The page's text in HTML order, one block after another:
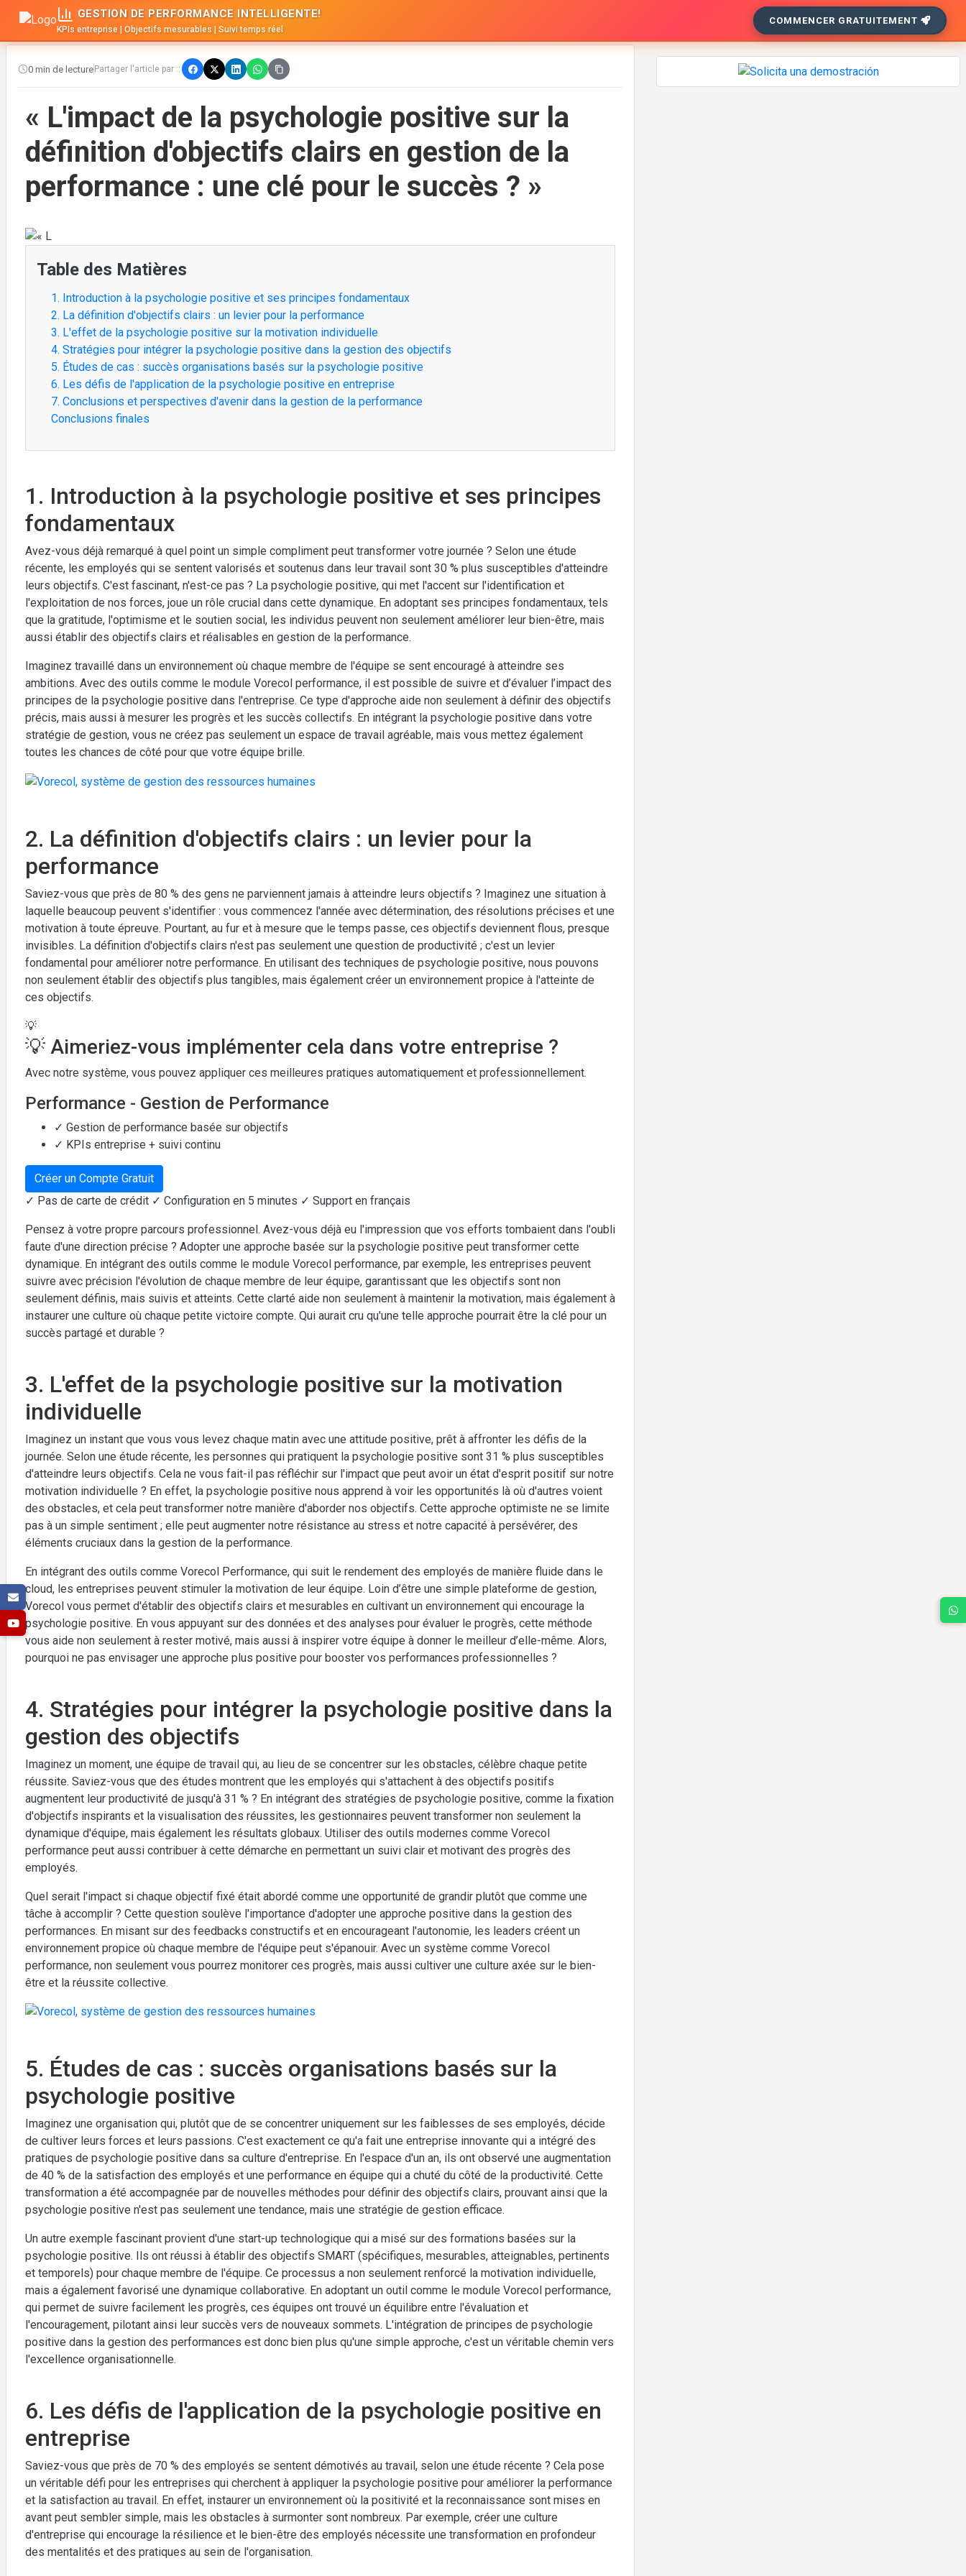
GESTION DE PERFORMANCE INTELLIGENTE!
KPIs entreprise | Objectifs mesurables | Suivi temps réel
COMMENCER GRATUITEMENT
0 min de lecture Partager l'article par ::
« L'impact de la psychologie positive sur la
définition d'objectifs clairs en gestion de la
performance : une clé pour le succès ? »
Table des Matières
1. Introduction à la psychologie positive et ses principes fondamentaux
2. La définition d'objectifs clairs : un levier pour la performance
3. L'effet de la psychologie positive sur la motivation individuelle
4. Stratégies pour intégrer la psychologie positive dans la gestion des objectifs
5. Études de cas : succès organisations basés sur la psychologie positive
6. Les défis de l'application de la psychologie positive en entreprise
7. Conclusions et perspectives d'avenir dans la gestion de la performance
Conclusions finales
1. Introduction à la psychologie positive et ses principes
fondamentaux
Avez-vous déjà remarqué à quel point un simple compliment peut transformer votre journée ? Selon une étude
récente, les employés qui se sentent valorisés et soutenus dans leur travail sont 30 % plus susceptibles d'atteindre
leurs objectifs. C'est fascinant, n'est-ce pas ? La psychologie positive, qui met l'accent sur l'identification et
l'exploitation de nos forces, joue un rôle crucial dans cette dynamique. En adoptant ses principes fondamentaux, tels
que la gratitude, l'optimisme et le soutien social, les individus peuvent non seulement améliorer leur bien-être, mais
aussi établir des objectifs clairs et réalisables en gestion de la performance.
Imaginez travaillé dans un environnement où chaque membre de l'équipe se sent encouragé à atteindre ses
ambitions. Avec des outils comme le module Vorecol performance, il est possible de suivre et d’évaluer l’impact des
principes de la psychologie positive dans l'entreprise. Ce type d'approche aide non seulement à définir des objectifs
précis, mais aussi à mesurer les progrès et les succès collectifs. En intégrant la psychologie positive dans votre
stratégie de gestion, vous ne créez pas seulement un espace de travail agréable, mais vous mettez également
toutes les chances de côté pour que votre équipe brille.
2. La définition d'objectifs clairs : un levier pour la
performance
Saviez-vous que près de 80 % des gens ne parviennent jamais à atteindre leurs objectifs ? Imaginez une situation à
laquelle beaucoup peuvent s'identifier : vous commencez l'année avec détermination, des résolutions précises et une
motivation à toute épreuve. Pourtant, au fur et à mesure que le temps passe, ces objectifs deviennent flous, presque
invisibles. La définition d'objectifs clairs n'est pas seulement une question de productivité ; c'est un levier
fondamental pour améliorer notre performance. En utilisant des techniques de psychologie positive, nous pouvons
non seulement établir des objectifs plus tangibles, mais également créer un environnement propice à l'atteinte de
ces objectifs.
💡
💡 Aimeriez-vous implémenter cela dans votre entreprise ?
Avec notre système, vous pouvez appliquer ces meilleures pratiques automatiquement et professionnellement.
Performance - Gestion de Performance
✓ Gestion de performance basée sur objectifs
✓ KPIs entreprise + suivi continu
Créer un Compte Gratuit
✓ Pas de carte de crédit ✓ Configuration en 5 minutes ✓ Support en français
Pensez à votre propre parcours professionnel. Avez-vous déjà eu l'impression que vos efforts tombaient dans l'oubli
faute d'une direction précise ? Adopter une approche basée sur la psychologie positive peut transformer cette
dynamique. En intégrant des outils comme le module Vorecol performance, par exemple, les entreprises peuvent
suivre avec précision l'évolution de chaque membre de leur équipe, garantissant que les objectifs sont non
seulement définis, mais suivis et atteints. Cette clarté aide non seulement à maintenir la motivation, mais également à
instaurer une culture où chaque petite victoire compte. Qui aurait cru qu'une telle approche pourrait être la clé pour un
succès partagé et durable ?
3. L'effet de la psychologie positive sur la motivation
individuelle
Imaginez un instant que vous vous levez chaque matin avec une attitude positive, prêt à affronter les défis de la
journée. Selon une étude récente, les personnes qui pratiquent la psychologie positive sont 31 % plus susceptibles
d'atteindre leurs objectifs. Cela ne vous fait-il pas réfléchir sur l'impact que peut avoir un état d'esprit positif sur notre
motivation individuelle ? En effet, la psychologie positive nous apprend à voir les opportunités là où d'autres voient
des obstacles, et cela peut transformer notre manière d'aborder nos objectifs. Cette approche optimiste ne se limite
pas à un simple sentiment ; elle peut augmenter notre résistance au stress et notre capacité à persévérer, des
éléments cruciaux dans la gestion de la performance.
En intégrant des outils comme Vorecol Performance, qui suit le rendement des employés de manière fluide dans le
cloud, les entreprises peuvent stimuler la motivation de leur équipe. Loin d’être une simple plateforme de gestion,
Vorecol vous permet d'établir des objectifs clairs et mesurables en cultivant un environnement qui encourage la
psychologie positive. En vous appuyant sur des données et des analyses pour évaluer le progrès, cette méthode
vous aide non seulement à rester motivé, mais aussi à inspirer votre équipe à donner le meilleur d’elle-même. Alors,
pourquoi ne pas envisager une approche plus positive pour booster vos performances professionnelles ?
4. Stratégies pour intégrer la psychologie positive dans la
gestion des objectifs
Imaginez un moment, une équipe de travail qui, au lieu de se concentrer sur les obstacles, célèbre chaque petite
réussite. Saviez-vous que des études montrent que les employés qui s'attachent à des objectifs positifs
augmentent leur productivité de jusqu'à 31 % ? En intégrant des stratégies de psychologie positive, comme la fixation
d'objectifs inspirants et la visualisation des réussites, les gestionnaires peuvent transformer non seulement la
dynamique d'équipe, mais également les résultats globaux. Utiliser des outils modernes comme Vorecol
performance peut aussi contribuer à cette démarche en permettant un suivi clair et motivant des progrès des
employés.
Quel serait l'impact si chaque objectif fixé était abordé comme une opportunité de grandir plutôt que comme une
tâche à accomplir ? Cette question soulève l'importance d'adopter une approche positive dans la gestion des
performances. En misant sur des feedbacks constructifs et en encourageant l'autonomie, les leaders créent un
environnement propice où chaque membre de l'équipe peut s'épanouir. Avec un système comme Vorecol
performance, non seulement vous pourrez monitorer ces progrès, mais aussi cultiver une culture axée sur le bien-
être et la réussite collective.
5. Études de cas : succès organisations basés sur la
psychologie positive
Imaginez une organisation qui, plutôt que de se concentrer uniquement sur les faiblesses de ses employés, décide
de cultiver leurs forces et leurs passions. C'est exactement ce qu'a fait une entreprise innovante qui a intégré des
pratiques de psychologie positive dans sa culture d'entreprise. En l'espace d'un an, ils ont observé une augmentation
de 40 % de la satisfaction des employés et une performance en équipe qui a chuté du côté de la productivité. Cette
transformation a été accompagnée par de nouvelles méthodes pour définir des objectifs clairs, prouvant ainsi que la
psychologie positive n'est pas seulement une tendance, mais une stratégie de gestion efficace.
Un autre exemple fascinant provient d'une start-up technologique qui a misé sur des formations basées sur la
psychologie positive. Ils ont réussi à établir des objectifs SMART (spécifiques, mesurables, atteignables, pertinents
et temporels) pour chaque membre de l'équipe. Ce processus a non seulement renforcé la motivation individuelle,
mais a également favorisé une dynamique collaborative. En adoptant un outil comme le module Vorecol performance,
qui permet de suivre facilement les progrès, ces équipes ont trouvé un équilibre entre l'évaluation et
l'encouragement, pilotant ainsi leur succès vers de nouveaux sommets. L'intégration de principes de psychologie
positive dans la gestion des performances est donc bien plus qu'une simple approche, c'est un véritable chemin vers
l'excellence organisationnelle.
6. Les défis de l'application de la psychologie positive en
entreprise
Saviez-vous que près de 70 % des employés se sentent démotivés au travail, selon une étude récente ? Cela pose
un véritable défi pour les entreprises qui cherchent à appliquer la psychologie positive pour améliorer la performance
et la satisfaction au travail. En effet, instaurer un environnement où la positivité et la reconnaissance sont mises en
avant peut sembler simple, mais les obstacles à surmonter sont nombreux. Par exemple, créer une culture
d'entreprise qui encourage la résilience et le bien-être des employés nécessite une transformation en profondeur
des mentalités et des pratiques au sein de l'organisation.